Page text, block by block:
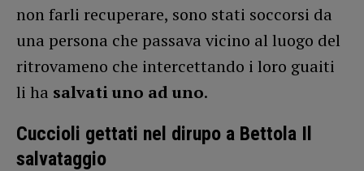
non farli recuperare, sono stati soccorsi da
una persona che passava vicino al luogo del
ritrovameno che intercettando i loro guaiti
li ha salvati uno ad uno.
Cuccioli gettati nel dirupo a Bettola Il
salvataggio